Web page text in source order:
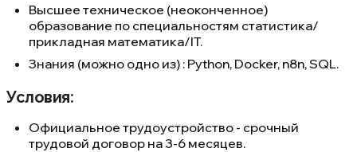
Высшее техническое (неоконченное)
образование по специальностям статистика/
прикладная математика/IT.
Знания (можно одно из) : Python, Docker, n8n, SQL.
Условия:
Официальное трудоустройство - срочный
трудовой договор на 3-6 месяцев.